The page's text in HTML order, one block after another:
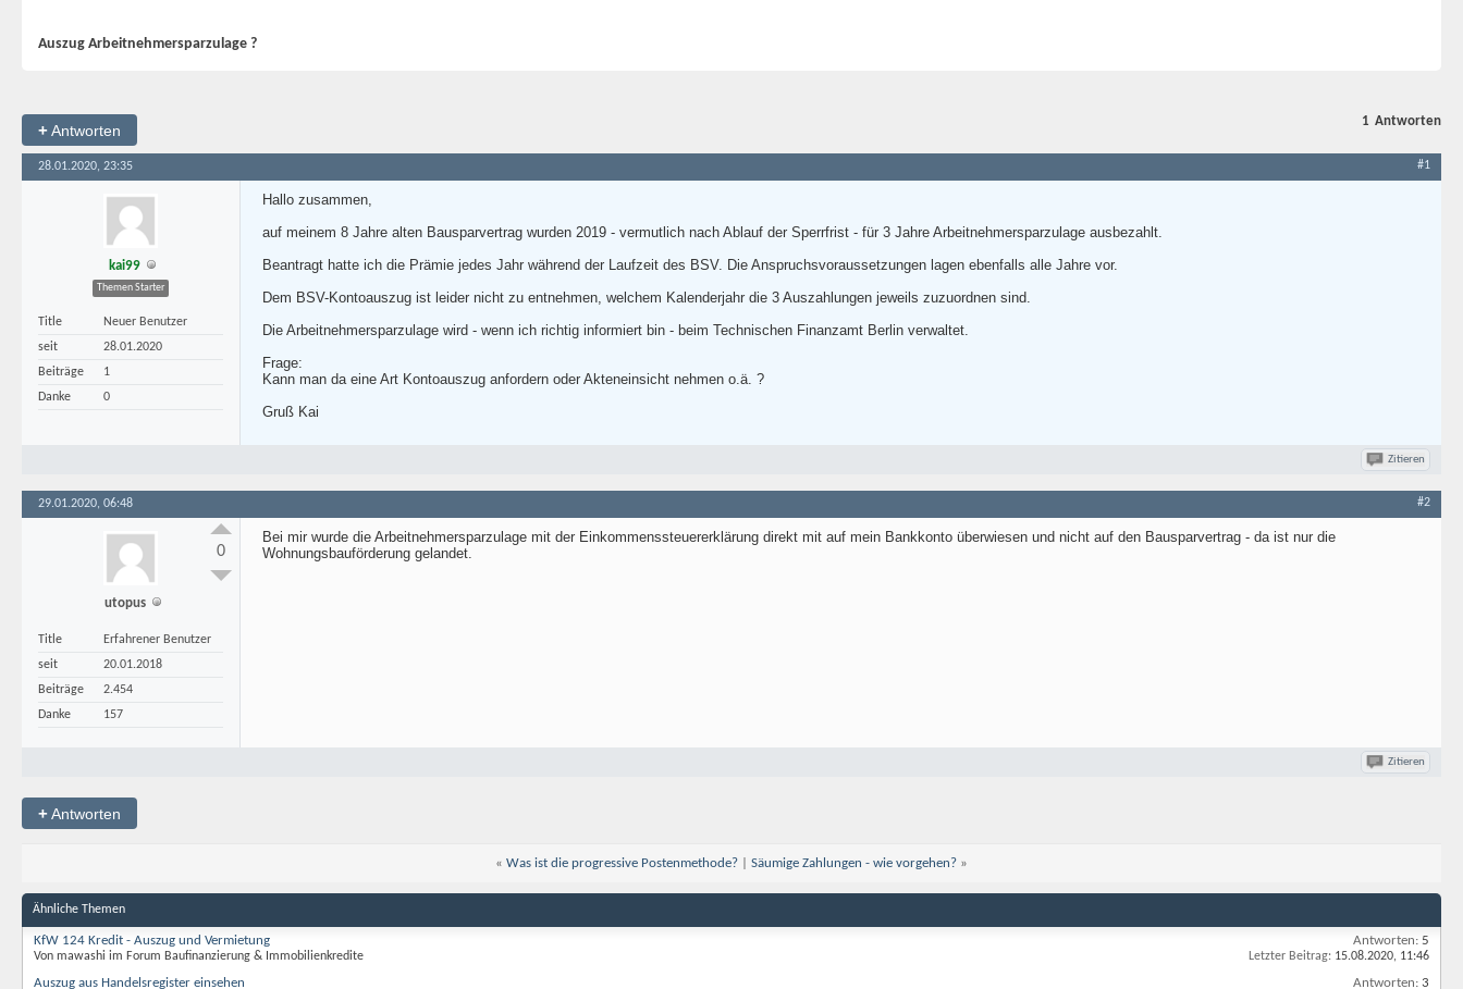
Auszug Arbeitnehmersparzulage ?
+Antworten
1 Antworten
28.01.2020, 23:35 #1
kai99
Themen Starter
Title
Neuer Benutzer
seit
28.01.2020
Beiträge
1
Danke
0
Hallo zusammen,
auf meinem 8 Jahre alten Bausparvertrag wurden 2019 - vermutlich nach Ablauf der Sperrfrist - für 3 Jahre Arbeitnehmersparzulage ausbezahlt.
Beantragt hatte ich die Prämie jedes Jahr während der Laufzeit des BSV. Die Anspruchsvoraussetzungen lagen ebenfalls alle Jahre vor.
Dem BSV-Kontoauszug ist leider nicht zu entnehmen, welchem Kalenderjahr die 3 Auszahlungen jeweils zuzuordnen sind.
Die Arbeitnehmersparzulage wird - wenn ich richtig informiert bin - beim Technischen Finanzamt Berlin verwaltet.
Frage:
Kann man da eine Art Kontoauszug anfordern oder Akteneinsicht nehmen o.ä. ?
Gruß Kai
Zitieren
29.01.2020, 06:48 #2
utopus
Title
Erfahrener Benutzer
seit
20.01.2018
Beiträge
2.454
Danke
157
0
Bei mir wurde die Arbeitnehmersparzulage mit der Einkommenssteuererklärung direkt mit auf mein Bankkonto überwiesen und nicht auf den Bausparvertrag - da ist nur die
Wohnungsbauförderung gelandet.
Zitieren
+Antworten
« Was ist die progressive Postenmethode? Säumige Zahlungen - wie vorgehen? »
Ähnliche Themen
KfW 124 Kredit - Auszug und Vermietung
Von mawashi im Forum Baufinanzierung & Immobilienkredite
Antworten: 5
Letzter Beitrag: 15.08.2020, 11:46
Auszug aus Handelsregister einsehen Antworten: 3